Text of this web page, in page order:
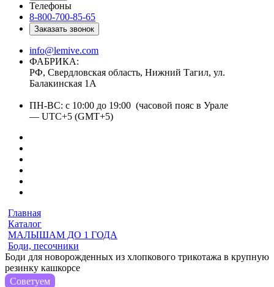
Телефоны
8-800-700-85-65
Заказать звонок
info@lemive.com
ФАБРИКА:
РФ, Свердловская область, Нижний Тагил, ул.
Балакинская 1А
ПН-ВС: с 10:00 до 19:00 (часовой пояс в Урале
— UTC+5 (GMT+5)
Главная
Каталог
МАЛЫШАМ ДО 1 ГОДА
Боди, песочники
Боди для новорожденных из хлопкового трикотажа в крупную
резинку кашкорсе
Советуем